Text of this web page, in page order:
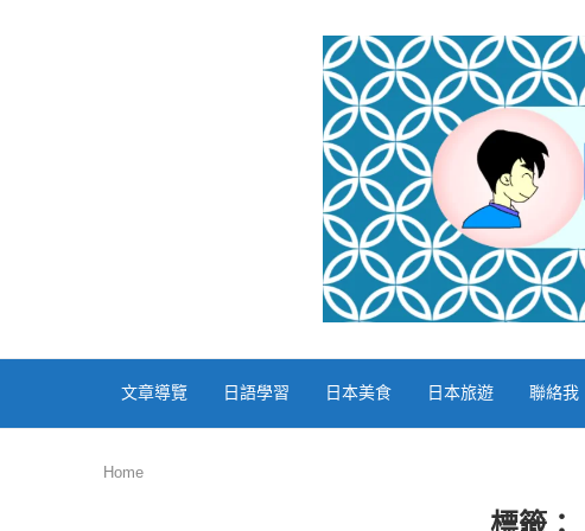
文章導覽 日語學習 日本美食 日本旅遊 聯絡我
Home
標籤：